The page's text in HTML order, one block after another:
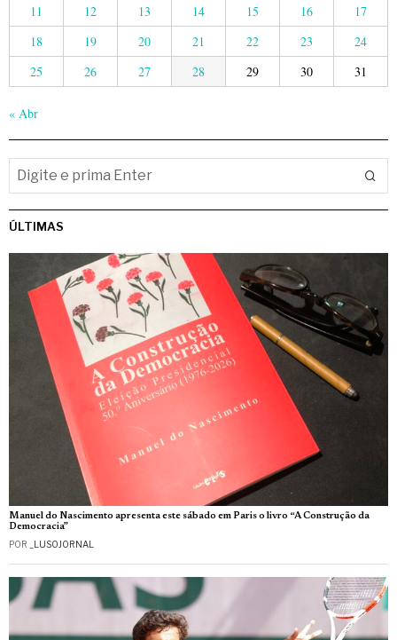
11 12 13 14 15 16
17
18
19 20 21 22 23
24
25
26 27 28 29 30 31
« Abr
ÚLTIMAS
Manuel do Nascimento apresenta este sábado em Paris o livro “A Construção da
Democracia”
POR _LUSOJORNAL